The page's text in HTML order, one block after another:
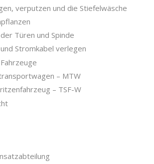
verputzen und die Stiefelwäsche
Türen und Spinde
Stromkabel verlegen
– MTW
– TSF-W